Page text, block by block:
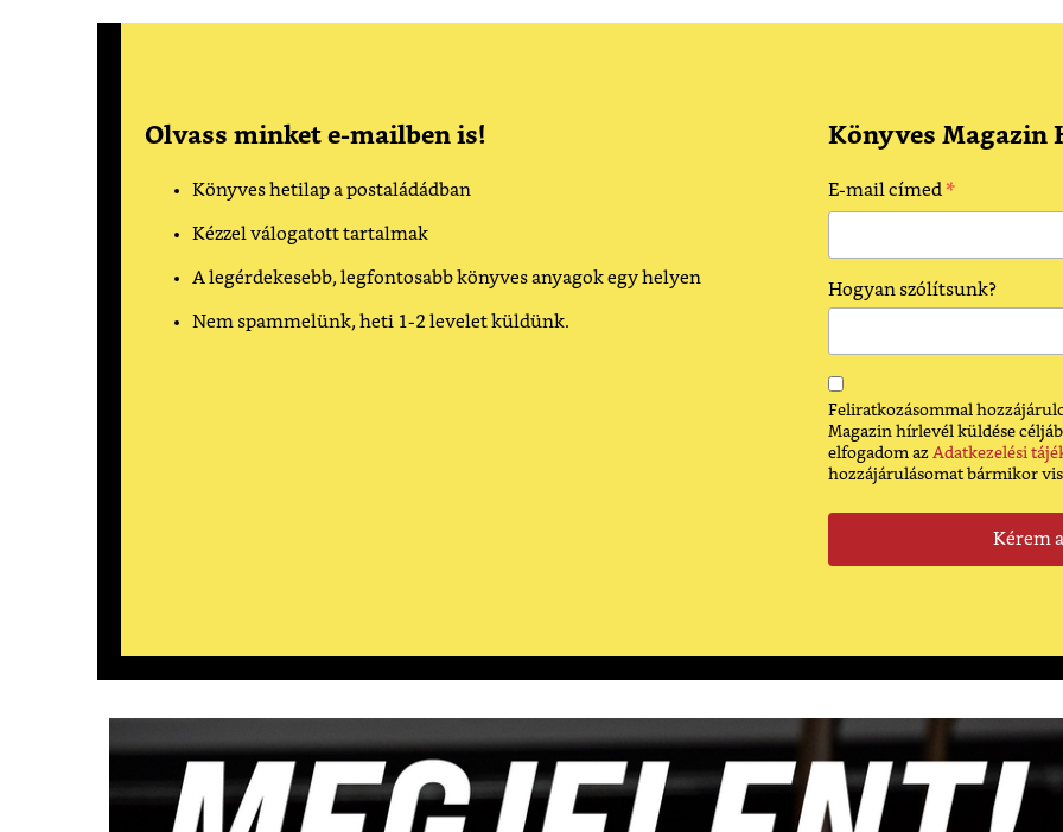
Olvass minket e-mailben is!
Könyves hetilap a postaládádban
Kézzel válogatott tartalmak
A legérdekesebb, legfontosabb könyves anyagok egy helyen
Nem spammelünk, heti 1-2 levelet küldünk.
Könyves Magazin
E-mail címed*
Hogyan szólítsunk?
Feliratkozásommal
Magazin hírlevél küldése
elfogadom az Adatkezelési
hozzájárulásomat bármikor